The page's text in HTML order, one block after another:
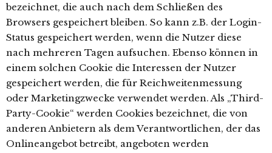
bezeichnet, die auch nach dem Schließen des
Browsers gespeichert bleiben. So kann z.B. der Login-
Status gespeichert werden, wenn die Nutzer diese
nach mehreren Tagen aufsuchen. Ebenso können in
einem solchen Cookie die Interessen der Nutzer
gespeichert werden, die für Reichweitenmessung
oder Marketingzwecke verwendet werden. Als „Third-
Party-Cookie“ werden Cookies bezeichnet, die von
anderen Anbietern als dem Verantwortlichen, der das
Onlineangebot betreibt, angeboten werden